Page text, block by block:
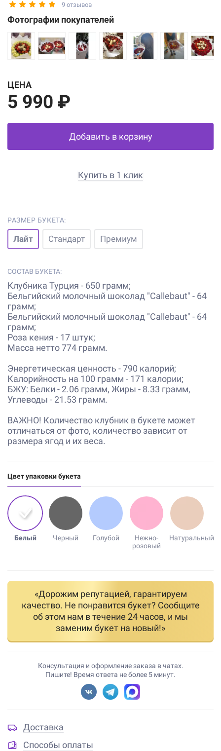
9 отзывов
Фотографии покупателей
ЦЕНА
5 990 ₽
Добавить в корзину
Купить в 1 клик
РАЗМЕР БУКЕТА:
Лайт Стандарт Премиум
СОСТАВ БУКЕТА:
Клубника Турция - 650 грамм;
Бельгийский молочный шоколад "Callebaut" - 64
грамм;
Бельгийский молочный шоколад "Callebaut" - 64
грамм;
Роза кения - 17 штук;
Масса нетто 774 грамм.
Энергетическая ценность - 790 калорий;
Калорийность на 100 грамм - 171 калории;
БЖУ: Белки - 2.06 грамм, Жиры - 8.33 грамм,
Углеводы - 21.53 грамм.
ВАЖНО! Количество клубник в букете может
отличаться от фото, количество зависит от
размера ягод и их веса.
Цвет упаковки букета
Белый Черный Голубой
Нежно-
розовый
Натуральный
«Дорожим репутацией, гарантируем
качество. Не понравится букет? Сообщите
об этом нам в течение 24 часов, и мы
заменим букет на новый!»
Консультация и оформление заказа в чатах.
Пишите! Время ответа не более 5 минут.
Доставка
Способы оплаты